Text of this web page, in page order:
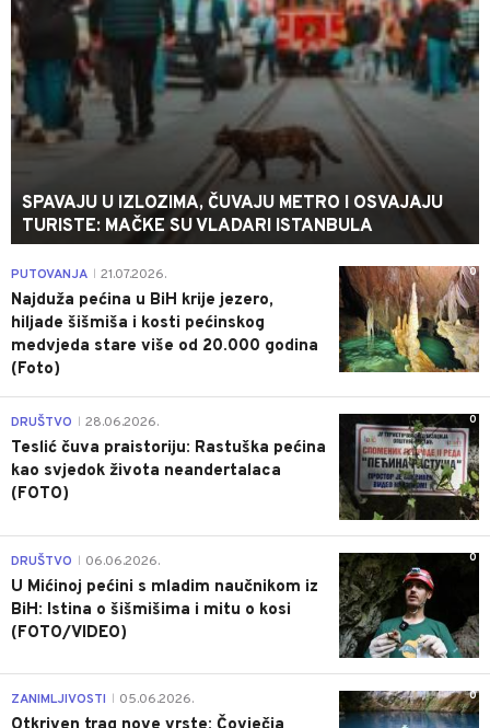
SPAVAJU U IZLOZIMA, ČUVAJU METRO I OSVAJAJU
TURISTE: MAČKE SU VLADARI ISTANBULA
0
PUTOVANJA 21.07.2026.
Najduža pećina u BiH krije jezero,
hiljade šišmiša i kosti pećinskog
medvjeda stare više od 20.000 godina
(Foto)
0
DRUŠTVO 28.06.2026.
Teslić čuva praistoriju: Rastuška pećina
kao svjedok života neandertalaca
(FOTO)
0
DRUŠTVO 06.06.2026.
U Mićinoj pećini s mladim naučnikom iz
BiH: Istina o šišmišima i mitu o kosi
(FOTO/VIDEO)
0
ZANIMLJIVOSTI 05.06.2026.